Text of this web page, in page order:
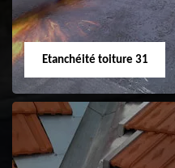
Etanchéité toiture 31